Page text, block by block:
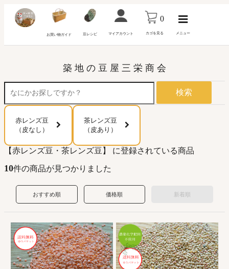
お買い物ガイド 豆レシピ マイアカウント
0
カゴを見る メニュー
築 地 の 豆 屋 三 栄 商 会
検索
赤レンズ豆
（皮なし）
茶レンズ豆
（皮あり）
【赤レンズ豆・茶レンズ豆】 に登録されている商品
10件の商品が見つかりました
おすすめ順 価格順 新着順